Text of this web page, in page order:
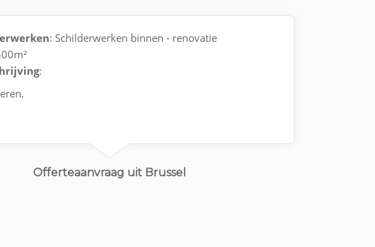
: Schilderwerken binnen - renovatie
:
Offerteaanvraag uit Brussel